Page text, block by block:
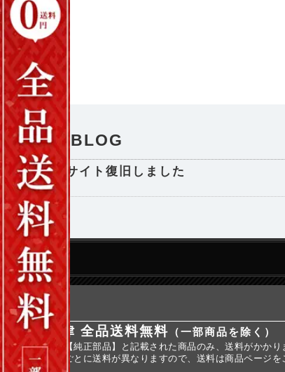
NEWS / BLOG
2025-08-29 サイト復旧しました
送料
全国一律 全品送料無料 （一部商品を除く）
※商品名に【純正部品】と記載された商品のみ、送料がかかり
※純正部品ごとに送料が異なりますので、送料は商品ページを